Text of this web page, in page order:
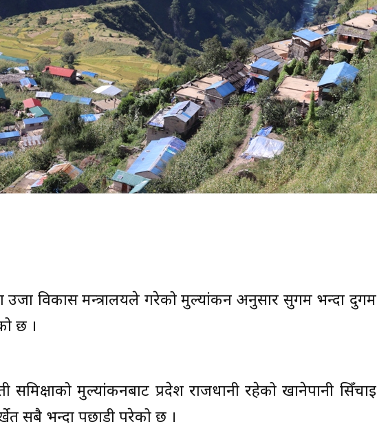
उर्जा विकास मन्त्रालयले गरेको मुल्यांकन अनुसार सुगम भन्दा दुर्गम
छ ।
समिक्षाको मुल्यांकनबाट प्रदेश राजधानी रहेको खानेपानी सिँचाई
सबै भन्दा पछाडी परेको छ ।